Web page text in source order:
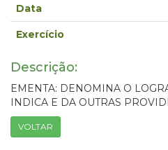
Data
Exercício
Descrição:
EMENTA: DENOMINA O
INDICA E DA OUTRAS
VOLTAR